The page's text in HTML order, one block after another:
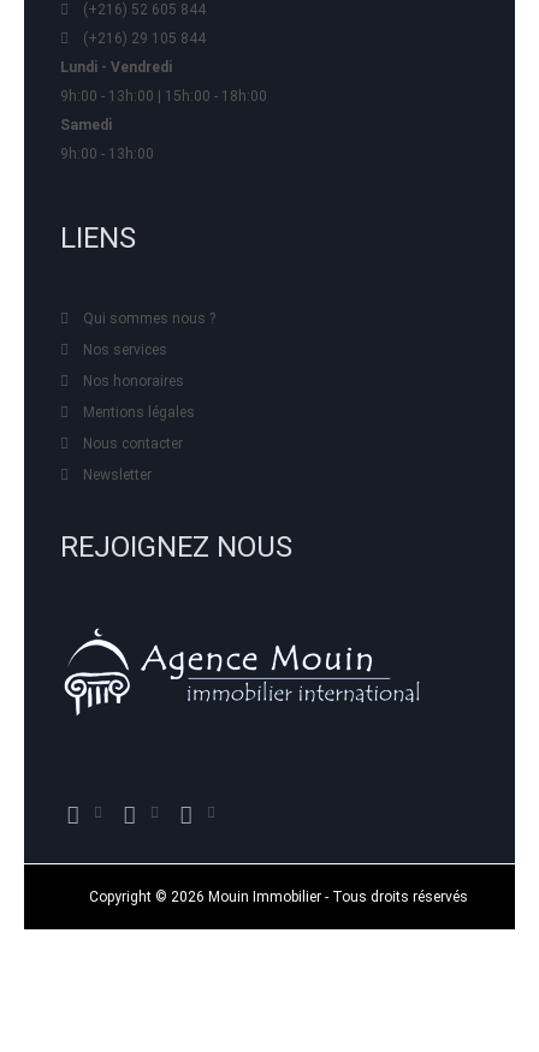
(+216) 52 605 844
(+216) 29 105 844
Lundi - Vendredi
9h:00 - 13h:00 | 15h:00 - 18h:00
Samedi
9h:00 - 13h:00
LIENS
Qui sommes nous ?
Nos services
Nos honoraires
Mentions légales
Nous contacter
Newsletter
REJOIGNEZ NOUS
Copyright © 2026 Mouin Immobilier - Tous droits réservés